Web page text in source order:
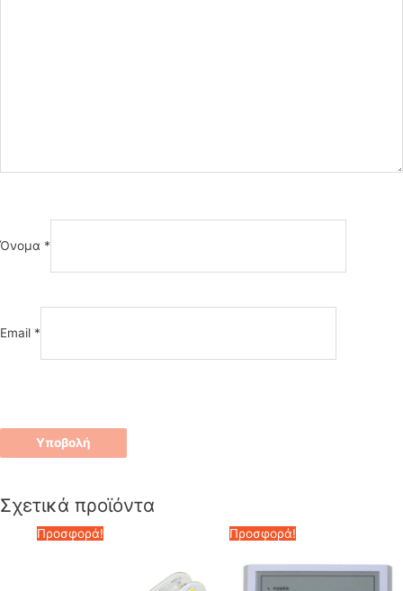
Όνομα *
Email *
Σχετικά προϊόντα
Προσφορά! Προσφορά!